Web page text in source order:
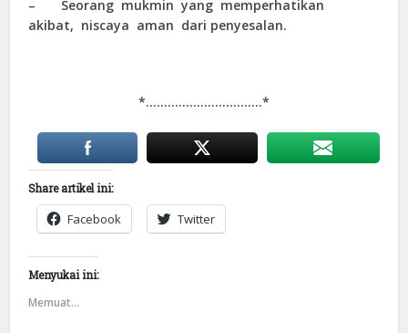
– Seorang mukmin yang memperhatikan
akibat, niscaya aman dari penyesalan.
*…………………………..*
Share artikel ini:
Facebook Twitter
Menyukai ini:
Memuat...